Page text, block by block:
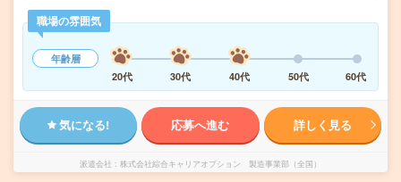
職場の雰囲気
年齢層
20代
30代 40代 50代 60代
気になる! 応募へ進む 詳しく見る
派遣会社 株式会社綜合キャリアオプション 製造事業部（全国）